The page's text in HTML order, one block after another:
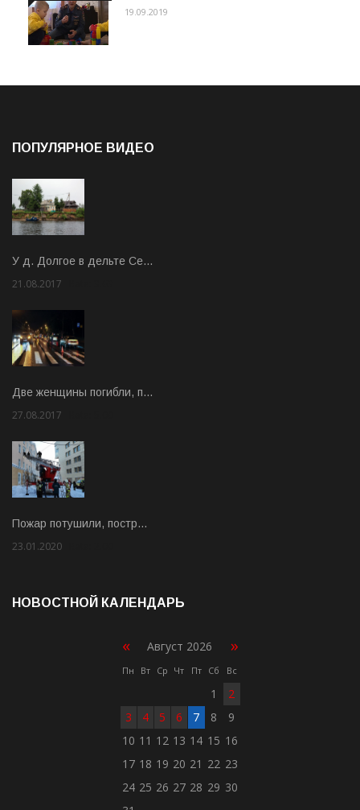
19.09.2019
ПОПУЛЯРНОЕ ВИДЕО
У д. Долгое в дельте Се…
21.08.2017
Две женщины погибли, п…
27.08.2017
Пожар потушили, постр…
23.01.2020
НОВОСТНОЙ КАЛЕНДАРЬ
« Август 2026 »
Пн Вт Ср Чт Пт Сб Вс
1
2
3
4 5 6 7 8
9
10 11 12 13 14 15 16
17 18 19 20 21 22 23
24 25 26 27 28 29 30